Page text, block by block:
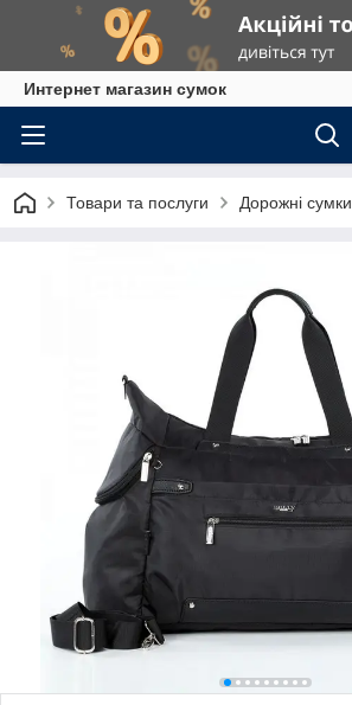
Интернет магазин сумок
Товари та послуги Дорожні сумки